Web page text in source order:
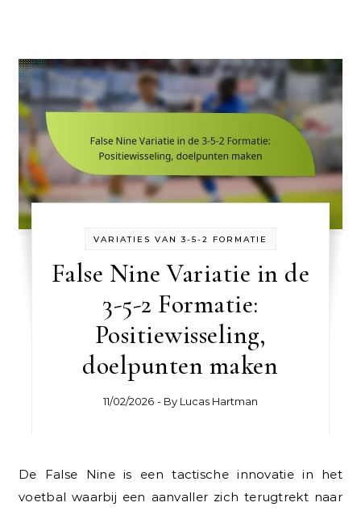
VARIATIES VAN 3-5-2 FORMATIE
False Nine Variatie in de
3-5-2 Formatie:
Positiewisseling,
doelpunten maken
11/02/2026 - By Lucas Hartman
De False Nine is een tactische innovatie in het
voetbal waarbij een aanvaller zich terugtrekt naar